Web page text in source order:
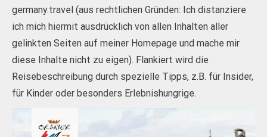
germany.travel (aus rechtlichen Gründen: Ich distanziere
ich mich hiermit ausdrücklich von allen Inhalten aller
gelinkten Seiten auf meiner Homepage und mache mir
diese Inhalte nicht zu eigen). Flankiert wird die
Reisebeschreibung durch spezielle Tipps, z.B. für Insider,
für Kinder oder besonders Erlebnishungrige.